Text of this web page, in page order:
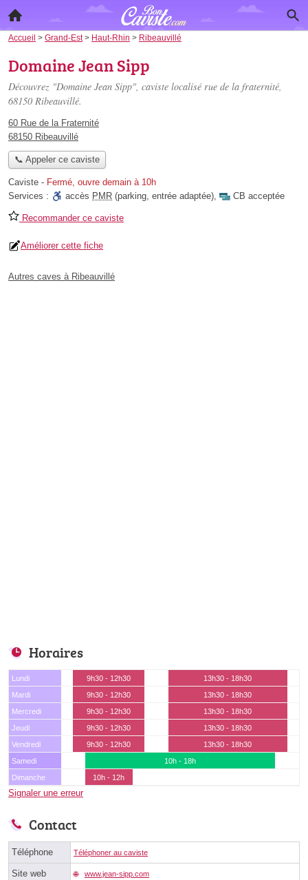
Accueil > Grand-Est> Haut-Rhin > Ribeauvillé
Domaine Jean Sipp
Découvrez "Domaine Jean Sipp", caviste localisé rue de la fraternité,
68150 Ribeauvillé.
60 Rue de la Fraternité
68150 Ribeauvillé
📞 Appeler ce caviste
Caviste - Fermé, ouvre demain à 10h
Services :
accès PMR (parking, entrée adaptée), CB acceptée
Recommander ce caviste
Améliorer cette fiche
Autres caves à Ribeauvillé
Horaires
Lundi 9h30 - 12h30
13h30 - 18h30
Mardi
9h30 - 12h30
13h30 - 18h30
Mercredi
9h30 - 12h30
13h30 - 18h30
Jeudi
9h30 - 12h30
13h30 - 18h30
Vendredi
9h30 - 12h30
13h30 - 18h30
Samedi
10h - 18h
Dimanche
10h - 12h
Signaler une erreur
Contact
Téléphone Téléphoner au caviste
Site web www.jean-sipp.com